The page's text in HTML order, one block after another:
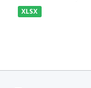
XLSX